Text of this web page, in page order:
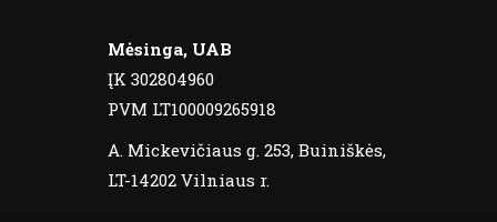
Mėsinga, UAB
ĮK 302804960
PVM LT100009265918
A. Mickevičiaus g. 253, Buiniškės,
LT-14202 Vilniaus r.